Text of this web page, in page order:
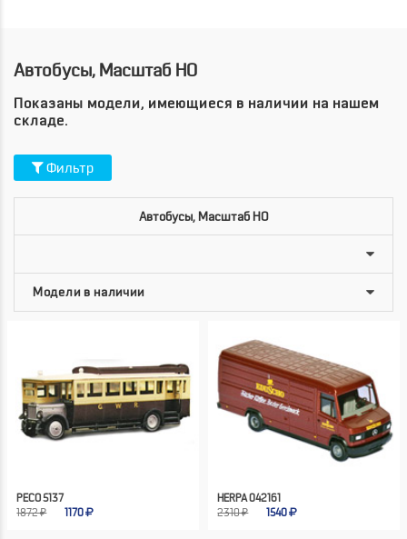
Автобусы, Масштаб HO
Показаны модели, имеющиеся в наличии на нашем
складе.
Фильтр
Автобусы, Масштаб HO
PECO 5137
1872 ₽
1170
HERPA 042161
2310 ₽
1540